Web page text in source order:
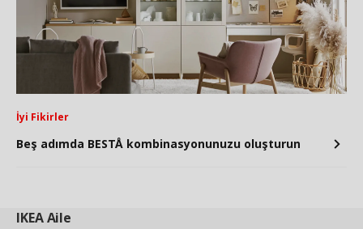
İyi Fikirler
Beş adımda BESTÅ kombinasyonunuzu oluşturun
IKEAAile